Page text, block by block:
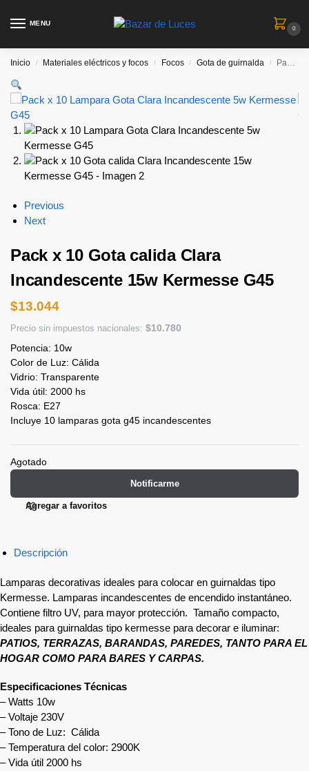
MENU
0
Inicio / Materiales eléctricos y focos / Focos / Gota de guirnalda / Pack x 10 Gota calida Clara Incandescente 15w Kermesse G45
Previous
Next
Pack x 10 Gota calida Clara
Incandescente 15w Kermesse G45
$13.044
Precio sin impuestos nacionales: $10.780
Potencia: 10w
Color de Luz: Cálida
Vidrio: Transparente
Vida útil: 2000 hs
Rosca: E27
Incluye 10 lamparas gota g45 incandescentes
Agotado
Notificarme
Agregar a favoritos
Descripción
Lamparas decorativas ideales para colocar en guirnaldas tipo
Kermesse. Lamparas incandescentes de encendido instantáneo.
Contiene filtro UV, para mayor protección. Tamaño compacto,
ideales para guirnaldas tipo kermesse para decorar e iluminar:
PATIOS, TERRAZAS, BARANDAS, PAREDES, TANTO PARA EL
HOGAR COMO PARA BARES Y CARPAS.
Especificaciones Técnicas
– Watts 10w
– Voltaje 230V
– Tono de Luz: Cálida
– Temperatura del color: 2900K
– Vida útil 2000 hs